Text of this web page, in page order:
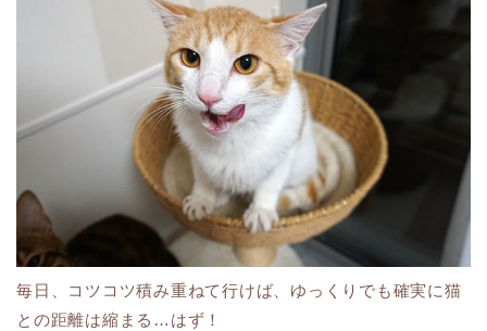
毎日、コツコツ積み重ねて行けば、ゆっくりでも確実に猫
との距離は縮まる…はず！